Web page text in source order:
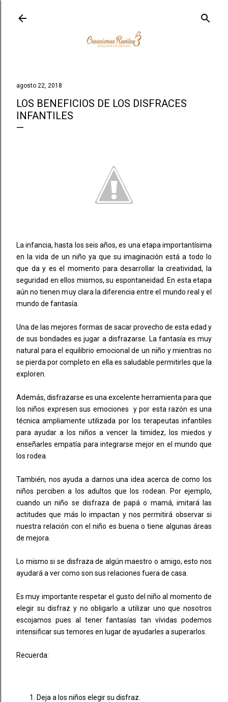
agosto 22, 2018
LOS BENEFICIOS DE LOS DISFRACES
INFANTILES
La infancia, hasta los seis años, es una etapa importantísima
en la vida de un niño ya que su imaginación está a todo lo
que da y es el momento para desarrollar la creatividad, la
seguridad en ellos mismos, su espontaneidad. En esta etapa
aún no tienen muy clara la diferencia entre el mundo real y el
mundo de fantasía.
Una de las mejores formas de sacar provecho de esta edad y
de sus bondades es jugar a disfrazarse. La fantasía es muy
natural para el equilibrio emocional de un niño y mientras no
se pierda por completo en ella es saludable permitirles que la
exploren.
Además, disfrazarse es una excelente herramienta para que
los niños expresen sus emociones y por esta razón es una
técnica ampliamente utilizada por los terapeutas infantiles
para ayudar a los niños a vencer la timidez, los miedos y
enseñarles empatía para integrarse mejor en el mundo que
los rodea.
También, nos ayuda a darnos una idea acerca de como los
niños perciben a los adultos que los rodean. Por ejemplo,
cuando un niño se disfraza de papá o mamá, imitará las
actitudes que más lo impactan y nos permitirá observar si
nuestra relación con el niño es buena o tiene algunas áreas
de mejora.
Lo mismo si se disfraza de algún maestro o amigo, esto nos
ayudará a ver como son sus relaciones fuera de casa.
Es muy importante respetar el gusto del niño al momento de
elegir su disfraz y no obligarlo a utilizar uno que nosotros
escojamos pues al tener fantasías tan vívidas podemos
intensificar sus temores en lugar de ayudarles a superarlos.
Recuerda:
Deja a los niños elegir su disfraz.